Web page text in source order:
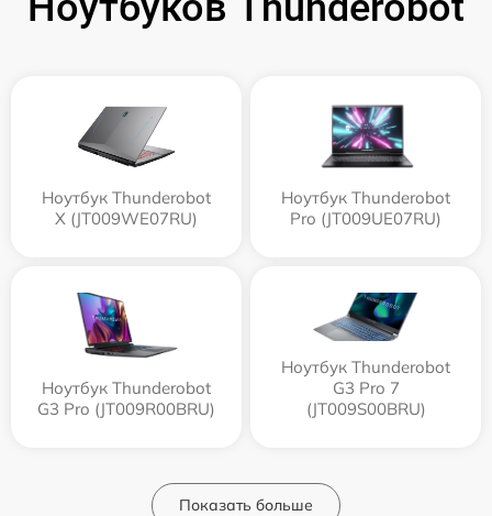
Ноутбук Thunderobot
X (JT009WE07RU)
Ноутбук Thunderobot
Pro (JT009UE07RU)
Ноутбук Thunderobot
G3 Pro (JT009R00BRU)
Ноутбук Thunderobot
G3 Pro 7
(JT009S00BRU)
Показать больше